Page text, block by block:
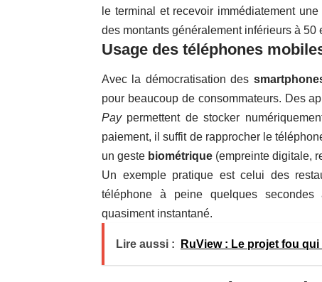
le terminal et recevoir immédiatement
des montants généralement inférieurs à 50
Usage des téléphones
Avec la démocratisation des
pour beaucoup de consommateurs. Des
Paypermettent de stocker
paiement, il suffit de rapprocher le
un geste biométrique (empreinte digitale,
Un exemple pratique est celui des
téléphone à peine quelques
quasiment instantané.
Lire aussi : RuView : Le projet fou